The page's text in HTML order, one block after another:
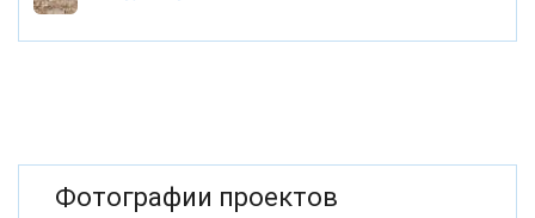
Фотографии проектов